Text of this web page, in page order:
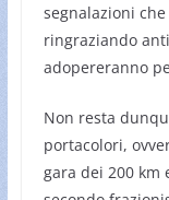
segnalazioni
ringraziando
adopereranno
Non resta
portacolori,
gara dei 200 km